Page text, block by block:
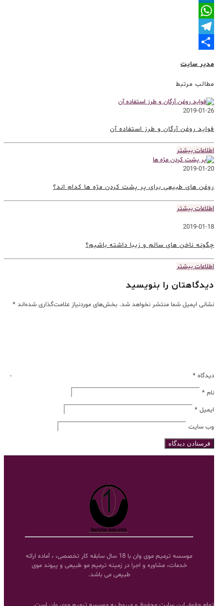
LinkedIn
WhatsApp
Telegram
مدیر سایت
مطالب مرتبط
2019-01-26
فواید روغن آرگان و طرز استفاده آن
اطلاعات بیشتر
2019-01-20
روغن های طبیعی برای پر پشت کردن مژه ها کدام اند؟
اطلاعات بیشتر
2019-01-18
چگونه ناخن های سالم و زیبا داشته باشیم؟
اطلاعات بیشتر
دیدگاهتان را بنویسید
نشانی ایمیل شما منتشر نخواهد شد. بخش‌های موردنیاز علامت‌گذاری شده‌اند *
دیدگاه *
نام *
ایمیل *
وب‌ سایت
موسسه ترمیم موی وان با 18 سال سابقه کار تخصصی، ، آماده ارائه
خدمات، مشاوره و اجرا در زمینه ترمیم مو طبیعی و پیوند موی
طبیعی می باشد.